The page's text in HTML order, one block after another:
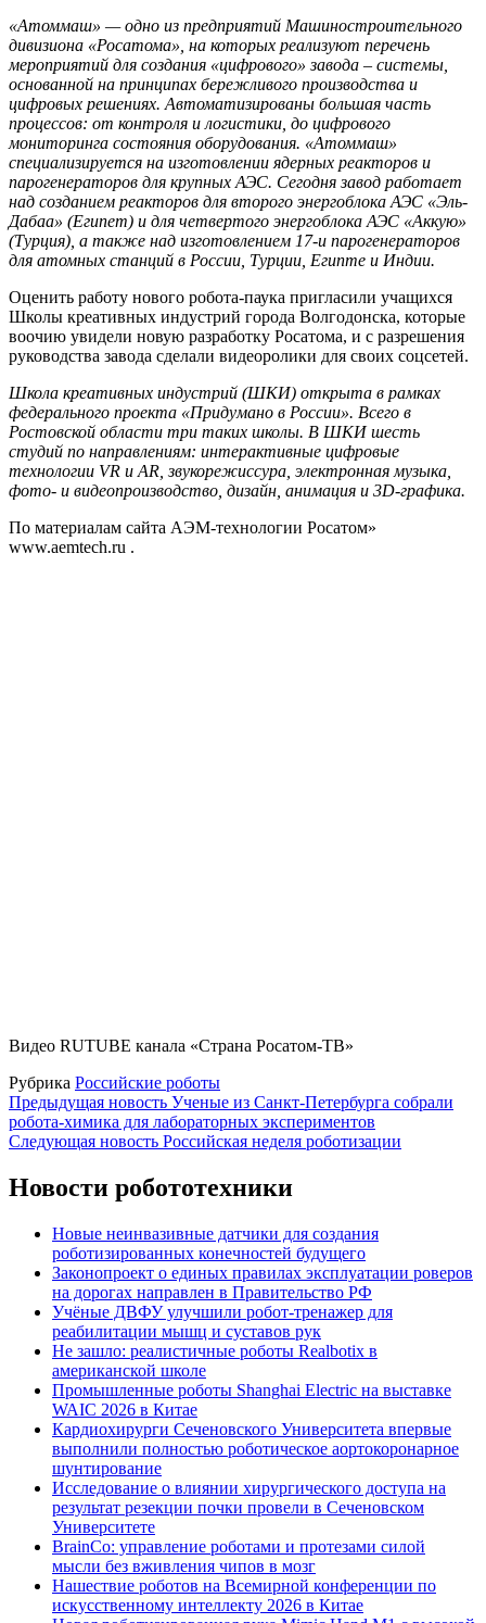
«Атоммаш» — одно из предприятий Машиностроительного
дивизиона «Росатома», на которых реализуют перечень
мероприятий для создания «цифрового» завода – системы,
основанной на принципах бережливого производства и
цифровых решениях. Автоматизированы большая часть
процессов: от контроля и логистики, до цифрового
мониторинга состояния оборудования. «Атоммаш»
специализируется на изготовлении ядерных реакторов и
парогенераторов для крупных АЭС. Сегодня завод работает
над созданием реакторов для второго энергоблока АЭС «Эль-
Дабаа» (Египет) и для четвертого энергоблока АЭС «Аккую»
(Турция), а также над изготовлением 17-и парогенераторов
для атомных станций в России, Турции, Египте и Индии.
Оценить работу нового робота-паука пригласили учащихся
Школы креативных индустрий города Волгодонска, которые
воочию увидели новую разработку Росатома, и с разрешения
руководства завода сделали видеоролики для своих соцсетей.
Школа креативных индустрий (ШКИ) открыта в рамках
федерального проекта «Придумано в России». Всего в
Ростовской области три таких школы. В ШКИ шесть
студий по направлениям: интерактивные цифровые
технологии VR и AR, звукорежиссура, электронная музыка,
фото- и видеопроизводство, дизайн, анимация и 3D-графика.
По материалам сайта АЭМ-технологии Росатом»
www.aemtech.ru .
Видео RUTUBE канала «Страна Росатом-ТВ»
Рубрика Российские роботы
Навигация
по
Предыдущая новость Ученые из Санкт-Петербурга собрали
робота-химика для лабораторных экспериментов
Следующая новость Российская неделя роботизации
Новости робототехники
Новые неинвазивные датчики для создания
роботизированных конечностей будущего
Законопроект о единых правилах эксплуатации роверов
на дорогах направлен в Правительство РФ
Учёные ДВФУ улучшили робот-тренажер для
реабилитации мышц и суставов рук
Не зашло: реалистичные роботы Realbotix в
американской школе
Промышленные роботы Shanghai Electric на выставке
WAIC 2026 в Китае
Кардиохирурги Сеченовского Университета впервые
выполнили полностью роботическое аортокоронарное
шунтирование
Исследование о влиянии хирургического доступа на
результат резекции почки провели в Сеченовском
Университете
BrainCo: управление роботами и протезами силой
мысли без вживления чипов в мозг
Нашествие роботов на Всемирной конференции по
искусственному интеллекту 2026 в Китае